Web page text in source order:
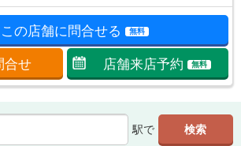
この店舗に問合せる 無料
合せ 店舗来店予約 無料
駅で